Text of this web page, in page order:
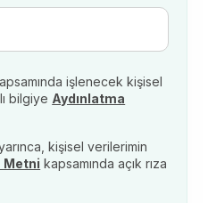
işlenecek kişisel
bilgiye Aydınlatma
kişisel verilerimin
Metni kapsamında açık rıza